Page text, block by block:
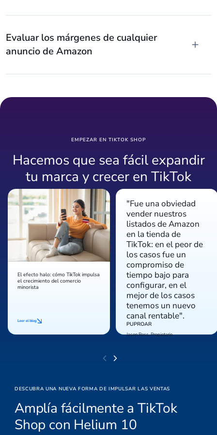
Evaluar los márgenes de cualquier
anuncio de Amazon
EMPEZAR EN TIKTOK SHOP
Hacemos que sea fácil expandir
tu marca y crecer en TikTok
El efecto halo: cómo TikTok impulsa
el crecimiento del comercio
minorista
Leer el blog
"Fue una obviedad
vender nuestros
listados de Amazon
en la tienda de
TikTok: en el peor de
los casos fue un
compromiso de
tiempo bajo para
configurar, en el
mejor de los casos
tenemos un nuevo
canal rentable".
PUPROAR
Jason Ross, Propietario
DESCUBRA UNA NUEVA FORMA DE IMPULSAR LAS VENTAS
Amplía fácilmente a TikTok
Shop con Helium 10